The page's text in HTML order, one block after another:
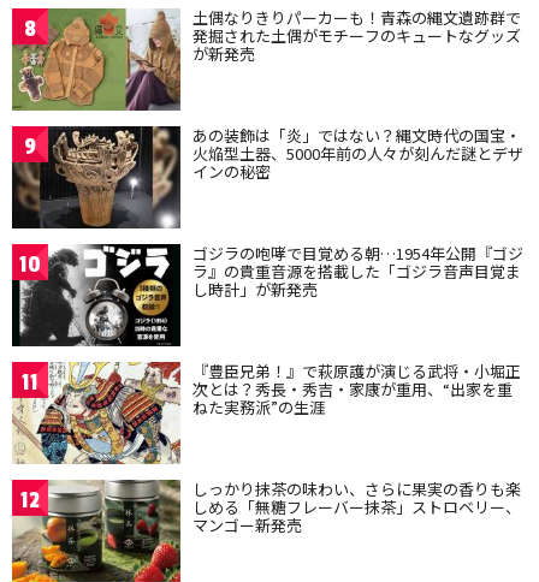
8 土偶なりきりパーカーも！青森の縄文遺跡群で
発掘された土偶がモチーフのキュートなグッズ
が新発売
9 あの装飾は「炎」ではない？縄文時代の国宝・
火焔型土器、5000年前の人々が刻んだ謎とデザ
インの秘密
10 ゴジラの咆哮で目覚める朝…1954年公開『ゴジ
ラ』の貴重音源を搭載した「ゴジラ音声目覚ま
し時計」が新発売
11 『豊臣兄弟！』で萩原護が演じる武将・小堀正
次とは？秀長・秀吉・家康が重用、“出家を重
ねた実務派”の生涯
12 しっかり抹茶の味わい、さらに果実の香りも楽
しめる「無糖フレーバー抹茶」ストロベリー、
マンゴー新発売